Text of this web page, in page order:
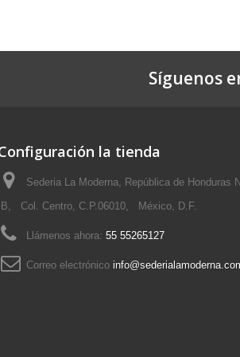
Síguenos
la tienda
Sederia La Moderna, República de Honduras
B, Col. Centro, C.P.06010, México, D.F.
Llámenos ahora: 55 55265127
Correo electrónico